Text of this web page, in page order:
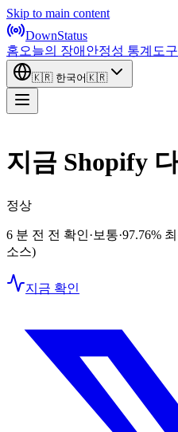
Skip to main content
DownStatus
홈오늘의 장애 안정성 통계 도구
🇰🇷 한국어🇰🇷
지금 Shopify
정상
6 분 전 전 확인· 보통·97.76%
소스)
지금 확인